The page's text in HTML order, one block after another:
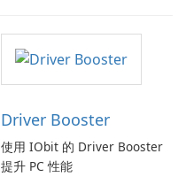
Driver Booster
使用 IObit 的 Driver Booster
提升 PC 性能